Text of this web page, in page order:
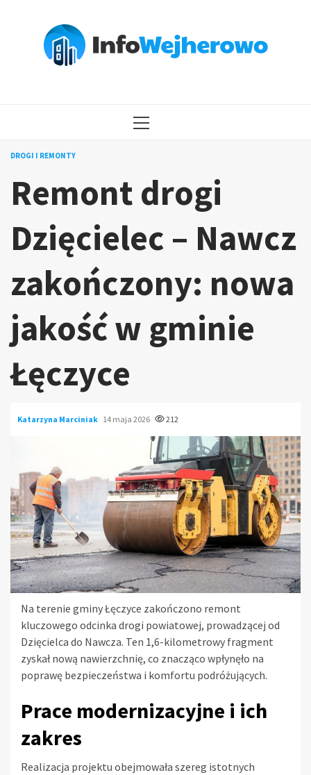
MENU
DROGI I REMONTY
Remont drogi
Dzięcielec – Nawcz
zakończony: nowa
jakość w gminie
Łęczyce
Katarzyna Marciniak 14 maja 2026 212
Na terenie gminy Łęczyce zakończono remont
kluczowego odcinka drogi powiatowej, prowadzącej od
Dzięcielca do Nawcza. Ten 1,6-kilometrowy fragment
zyskał nową nawierzchnię, co znacząco wpłynęło na
poprawę bezpieczeństwa i komfortu podróżujących.
Prace modernizacyjne i ich
zakres
Realizacja projektu obejmowała szereg istotnych